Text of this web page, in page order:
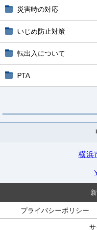
災害時の対応
いじめ防止対策
転出入について
PTA
横浜
プライバシーポリシー